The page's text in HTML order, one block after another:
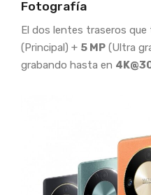
Fotografía
El dos lentes traseros que
(Principal) + 5 MP (Ultra
grabando hasta en